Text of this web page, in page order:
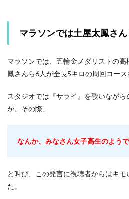
マラソンでは土屋太鳳さ
マラソンでは、五輪金メダリストの
鳳さんら6人が全長5キロの周回コース
スタジオでは『サライ』を歌いなが
が、その際、
なんか、みなさん女子高生のよう
と叫び、この発言に視聴者からはキ
た。